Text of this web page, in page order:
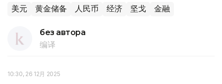
美元 黄金储备 人民币 经济 坚戈 金融
без автора
编译
10:30, 26 12月 2025